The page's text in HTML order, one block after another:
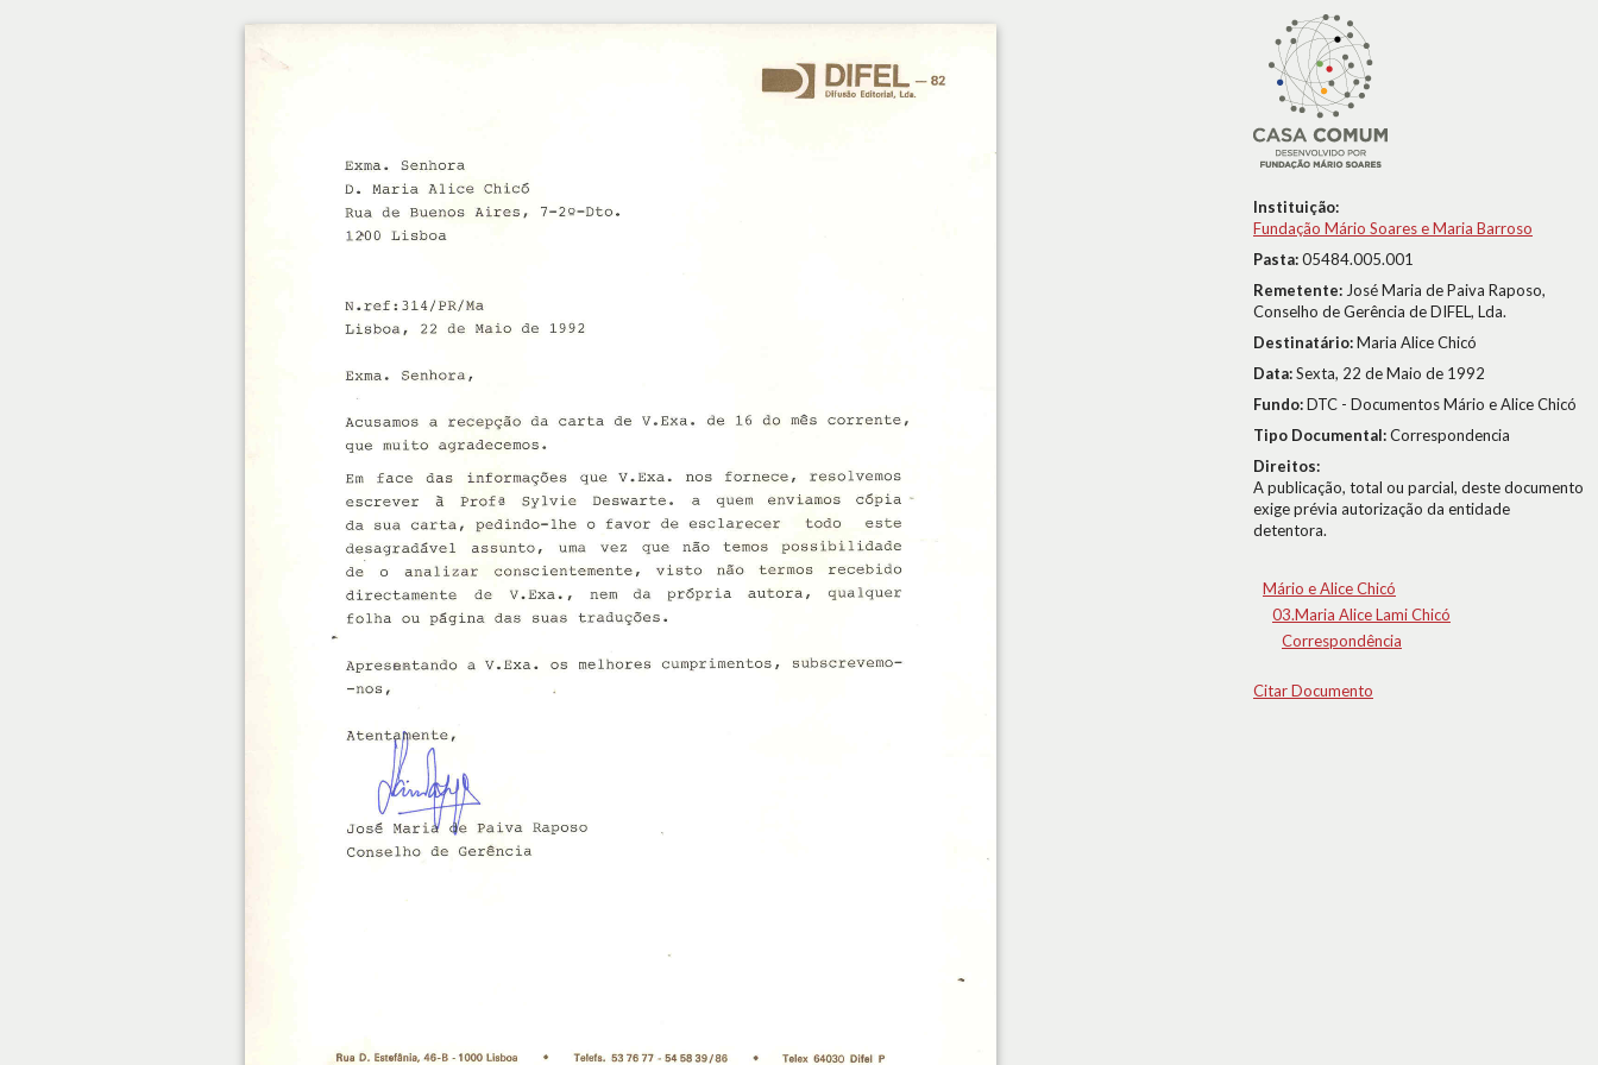
Instituição:
Fundação Mário Soares e Maria Barroso
Pasta:05484.005.001
Remetente: José Maria de Paiva Raposo,
Conselho de Gerência de DIFEL, Lda.
Destinatário:Maria Alice Chicó
Data:Sexta, 22 de Maio de 1992
Fundo:DTC - Documentos Mário e Alice Chicó
Tipo Documental:Correspondencia
Direitos:
A publicação, total ou parcial, deste documento
exige prévia autorização da entidade
detentora.
Mário e Alice Chicó
03.Maria Alice Lami Chicó
Correspondência
Citar Documento